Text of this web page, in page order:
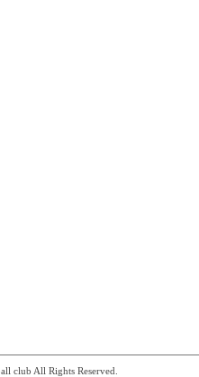
club All Rights Reserved.